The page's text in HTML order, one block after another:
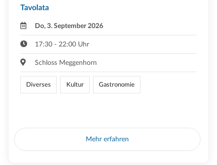
Tavolata
Do, 3. September 2026
17:30 - 22:00 Uhr
Schloss Meggenhorn
Diverses Kultur Gastronomie
Mehr erfahren